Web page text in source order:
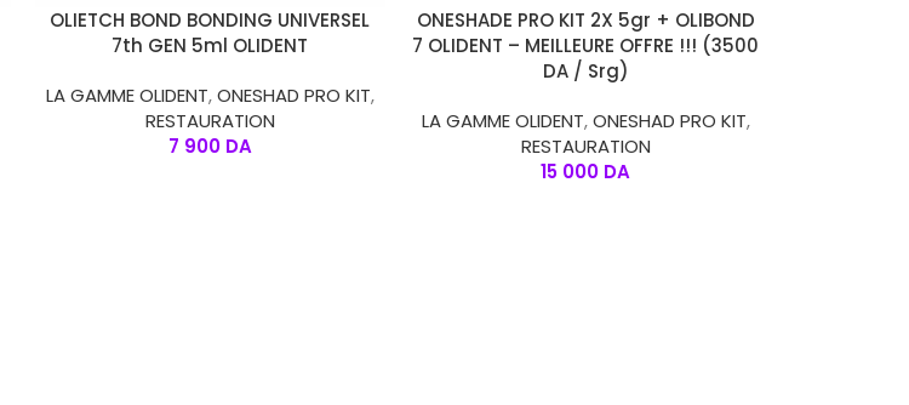
LIRE LA SUITE
OLIETCH BOND BONDING UNIVERSEL
7th GEN 5ml OLIDENT
LA GAMME OLIDENT,ONESHAD PRO KIT,
RESTAURATION
7 900 DA
AJOUTER AU PANIER
ONESHADE PRO KIT 2X 5gr + OLIBOND
7 OLIDENT – MEILLEURE OFFRE !!! (3500
DA / Srg)
LA GAMME OLIDENT,ONESHAD PRO KIT,
RESTAURATION
15 000 DA